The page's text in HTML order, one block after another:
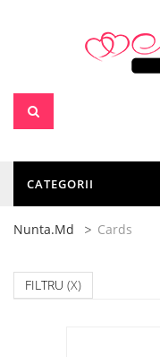
CATEGORII
Nunta.md Cards
FILTRU (X)